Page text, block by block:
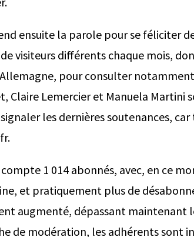
ensuite la parole pour se féliciter
visiteurs différents chaque mois,
pour consulter
Claire Lemercier et Manuela Martini
signaler les dernières soutenances,
1 014 abonnés, avec, en ce
et pratiquement plus de
augmenté, dépassant maintenant
de modération, les adhérents sont